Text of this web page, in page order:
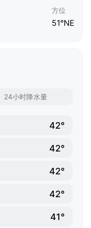
方位
51°NE
24小时降水量
42°
42°
42°
42°
41°